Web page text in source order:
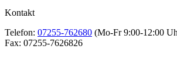
Kontakt
Telefon: 07255-762680 (Mo-Fr 9:00-12:00
Fax: 07255-7626826